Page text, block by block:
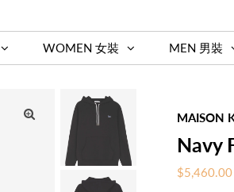
WOMEN 女裝 MEN 男裝
MAISON
Navy
Sale
$5,460.00